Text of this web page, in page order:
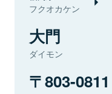
フクオカケン
大門
ダイモン
803-0811